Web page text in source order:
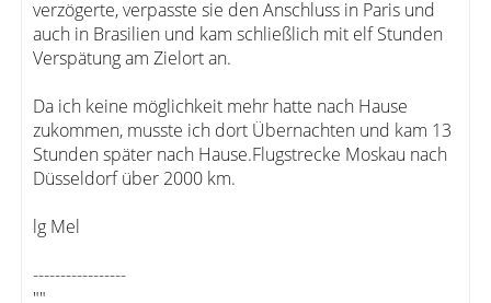
verzögerte, verpasste sie den Anschluss in Paris und
auch in Brasilien und kam schließlich mit elf Stunden
Verspätung am Zielort an.
Da ich keine möglichkeit mehr hatte nach Hause
zukommen, musste ich dort Übernachten und kam 13
Stunden später nach Hause.Flugstrecke Moskau nach
Düsseldorf über 2000 km.
lg Mel
-----------------